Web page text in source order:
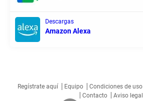
Descargas
Amazon Alexa
Regístrate aquí Equipo Condiciones de uso
Contacto
Aviso legal